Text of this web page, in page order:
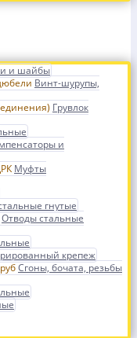
и шайбы
Винт-шурупы,
Грувлок
и
Муфты
гнутые
Отводы стальные
крепеж
Сгоны, бочата, резьбы